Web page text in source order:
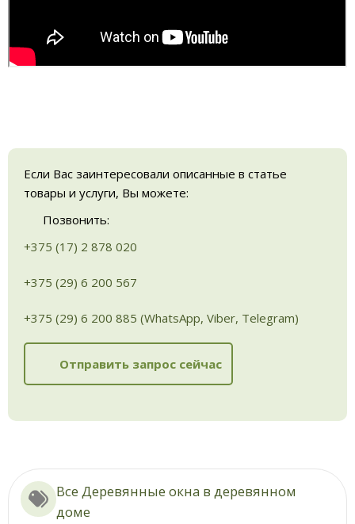
Если Вас заинтересовали описанные в статье
товары и услуги, Вы можете:
Позвонить:
+375 (17) 2 878 020
+375 (29) 6 200 567
+375 (29) 6 200 885 (WhatsApp, Viber, Telegram)
Отправить запрос сейчас
Все Деревянные окна в деревянном
доме